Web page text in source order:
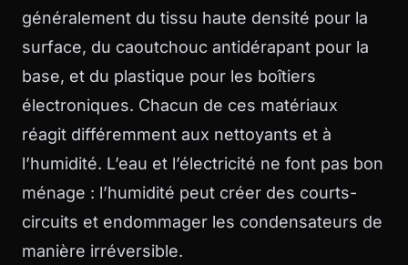
généralement du tissu haute densité pour la
surface, du caoutchouc antidérapant pour la
base, et du plastique pour les boîtiers
électroniques. Chacun de ces matériaux
réagit différemment aux nettoyants et à
l’humidité. L’eau et l’électricité ne font pas bon
ménage : l’humidité peut créer des courts-
circuits et endommager les condensateurs de
manière irréversible.